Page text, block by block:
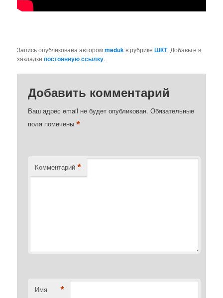
Запись опубликована авторомmedukв рубрикеШКТ. Добавьте в
закладкипостоянную ссылку.
Добавить комментарий
Ваш адрес email не будет опубликован. Обязательные
поля помечены*
Комментарий *
Имя *